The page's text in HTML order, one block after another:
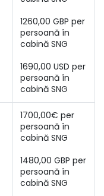
1260,00 GBP per
persoană în
1690,00 USD per
persoană în
cabină SNG
1700,00€ per
persoană în
1480,00 GBP per
persoană în